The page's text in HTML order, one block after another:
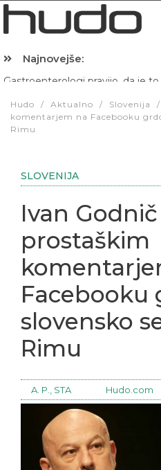
Najnovejše:
komentarjem na Facebooku
Rimu
Ivan Godnič
prostaškim
Facebooku
slovensko
Rimu
A. P., STA Hudo.com